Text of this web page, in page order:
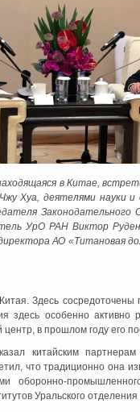
в Китае,
Хуа, деятелями науки и
Законодательного
УрО РАН Виктор
АО «Титановая
Здесь
здесь особенно активно
центр, в прошлом году его
китайским
что традиционно она
оборонно-
Уральского